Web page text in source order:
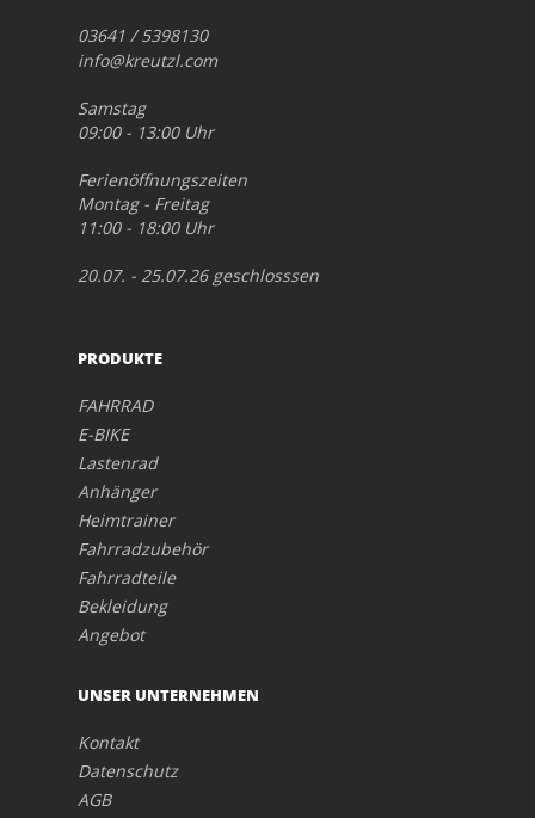
03641 / 5398130
info@kreutzl.com
Samstag
09:00 - 13:00 Uhr
Ferienöffnungszeiten
Montag - Freitag
11:00 - 18:00 Uhr
20.07. - 25.07.26 geschlosssen
PRODUKTE
FAHRRAD
E-BIKE
Lastenrad
Anhänger
Heimtrainer
Fahrradzubehör
Fahrradteile
Bekleidung
Angebot
UNSER UNTERNEHMEN
Kontakt
Datenschutz
AGB